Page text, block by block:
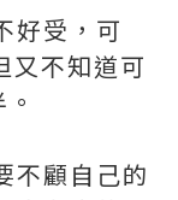
好受，可
又不知道可
不顧自己的